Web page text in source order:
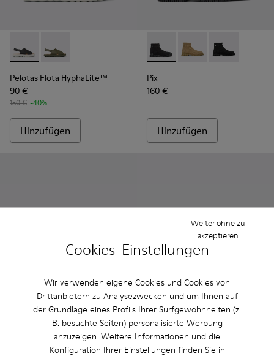
Cookies-Einstellungen
Wir verwenden eigene Cookies und Cookies von
Drittanbietern zu Analysezwecken und um Ihnen auf
der Grundlage eines Profils Ihrer Surfgewohnheiten (z.
B. besuchte Seiten) personalisierte Werbung
anzuzeigen. Weitere Informationen und die
Konfiguration Ihrer Einstellungen finden Sie in
Weiter ohne zu
akzeptieren
Pelotas Flota HyphaLite™ - K100897-005 - Schwarz und
Pelotas Flota HyphaLite™ - K100897-003
Pelotas Flota HyphaLite™
90 €
150 € -40%
Hinzufügen
Pix - K300262-017 -
Pix - K300262-014
Pix -
Pix
160 €
Hinzufügen
Pix TENCEL®
Match - K100781-001 -
Match - K100781-008
Match -
Match
57 €